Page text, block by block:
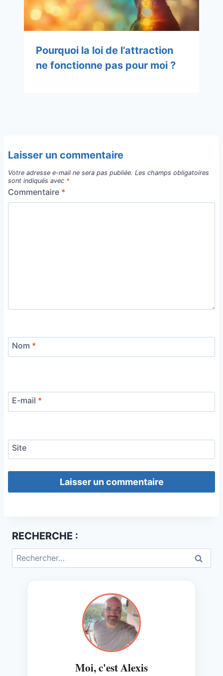
Pourquoi la loi de l’attraction
ne fonctionne pas pour moi ?
Laisser un commentaire
Votre adresse e-mail ne sera pas publiée. Les champs obligatoires
sont indiqués avec *
Commentaire *
Nom *
E-mail *
Site
RECHERCHE :
Rechercher :
Moi, c'est Alexis